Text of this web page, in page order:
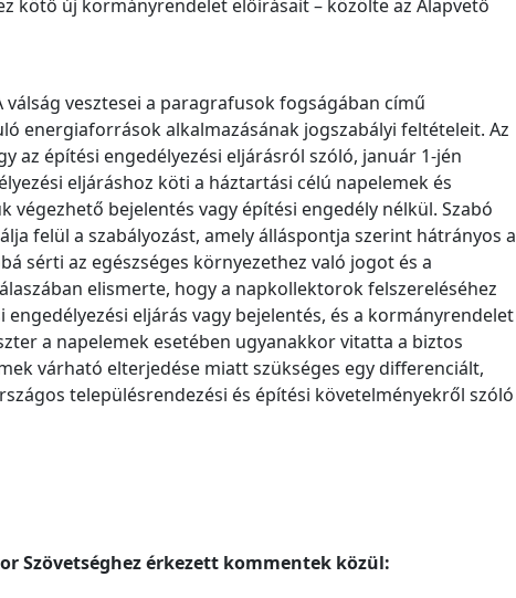
kötő új kormányrendelet előírásait – közölte az Alapvető
vesztesei a paragrafusok fogságában című
energiaforrások alkalmazásának jogszabályi feltételeit. Az
az építési engedélyezési eljárásról szóló, január 1-jén
eljáráshoz köti a háztartási célú napelemek és
bejelentés vagy építési engedély nélkül. Szabó
felül a szabályozást, amely álláspontja szerint hátrányos a
sérti az egészséges környezethez való jogot és a
elismerte, hogy a napkollektorok felszereléséhez
eljárás vagy bejelentés, és a kormányrendelet
a napelemek esetében ugyanakkor vitatta a biztos
várható elterjedése miatt szükséges egy differenciált,
településrendezési és építési követelményekről szóló
Szövetséghez érkezett kommentek közül: